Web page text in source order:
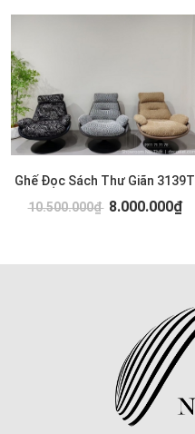
Ghế Đọc Sách Thư Giãn 3139T
10.500.000₫ 8.000.000₫